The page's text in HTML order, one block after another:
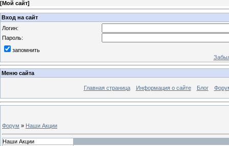
[Мой сайт]
Вход на сайт
Логин:
Пароль:
запомнить
Меню сайта
Главная страница Информация о сайте Блог
Форум » Наши Акции
Наши Акции